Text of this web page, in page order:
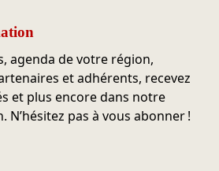
agenda de votre région,
et adhérents, recevez
et plus encore dans notre
N’hésitez pas à vous abonner !